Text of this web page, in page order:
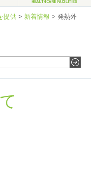
提供 > 新着情報 > 発熱外